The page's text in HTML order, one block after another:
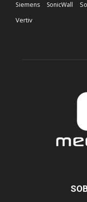
Siemens SonicWall
Vertiv